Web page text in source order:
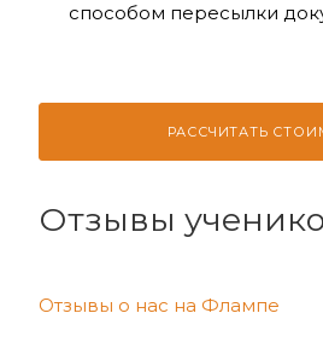
способом пересылки
РАССЧИТАТЬ
Отзывы
Отзывы о нас на Флампе